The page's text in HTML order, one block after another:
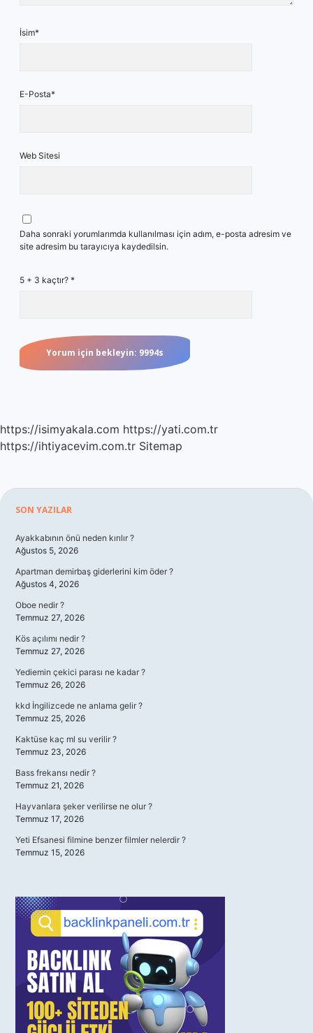
İsim*
E-Posta*
Web Sitesi
Daha sonraki yorumlarımda kullanılması için adım, e-posta adresim ve
site adresim bu tarayıcıya kaydedilsin.
5 + 3 kaçtır? *
https://isimyakala.com https://yati.com.tr
https://ihtiyacevim.com.tr Sitemap
Sidebar
SON YAZILAR
Ayakkabının önü neden kırılır ?
Ağustos 5, 2026
Apartman demirbaş giderlerini kim öder ?
Ağustos 4, 2026
Oboe nedir ?
Temmuz 27, 2026
Kös açılımı nedir ?
Temmuz 27, 2026
Yediemin çekici parası ne kadar ?
Temmuz 26, 2026
kkd İngilizcede ne anlama gelir ?
Temmuz 25, 2026
Kaktüse kaç ml su verilir ?
Temmuz 23, 2026
Bass frekansı nedir ?
Temmuz 21, 2026
Hayvanlara şeker verilirse ne olur ?
Temmuz 17, 2026
Yeti Efsanesi filmine benzer filmler nelerdir ?
Temmuz 15, 2026